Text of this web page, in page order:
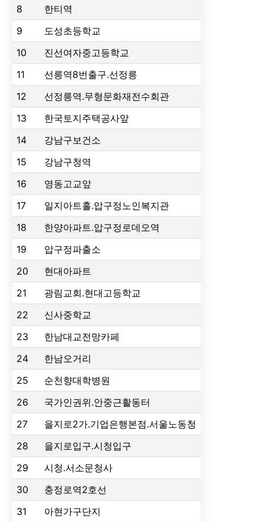
8
한티역
9
도성초등학교
10
진선여자중고등학교
11
선릉역8번출구.선정릉
12
선정릉역.무형문화재전수회관
13
한국토지주택공사앞
14
강남구보건소
15
강남구청역
16
영동고교앞
17
일지아트홀.압구정노인복지관
18
한양아파트.압구정로데오역
19
압구정파출소
20
현대아파트
21
광림교회.현대고등학교
22
신사중학교
23
한남대교전망카페
24
한남오거리
25
순천향대학병원
26
국가인권위.안중근활동터
27
을지로2가.기업은행본점.서울노동청
28
을지로입구.시청입구
29
시청.서소문청사
30
충정로역2호선
31
아현가구단지